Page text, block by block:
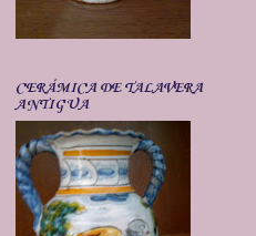
CERÁMICA DE TALAVERA
ANTIGUA